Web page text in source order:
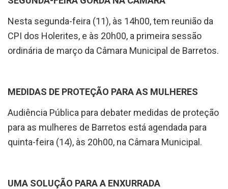
Nesta segunda-feira (11), às 14h00, tem reunião da
CPI dos Holerites, e às 20h00, a primeira sessão
ordinária de março da Câmara Municipal de Barretos.
MEDIDAS DE PROTEÇÃO PARA AS MULHERES
Audiência Pública para debater medidas de proteção
para as mulheres de Barretos está agendada para
quinta-feira (14), às 20h00, na Câmara Municipal.
UMA SOLUÇÃO PARA A ENXURRADA